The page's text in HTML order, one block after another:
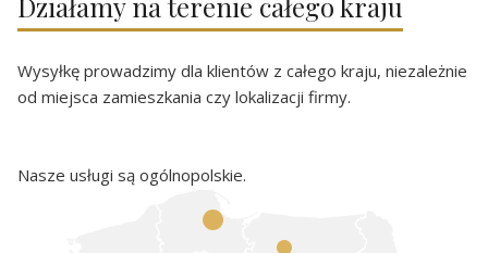
Wysyłkę prowadzimy dla klientów z całego kraju, niezależnie
od miejsca zamieszkania czy lokalizacji firmy.
Nasze usługi są ogólnopolskie.